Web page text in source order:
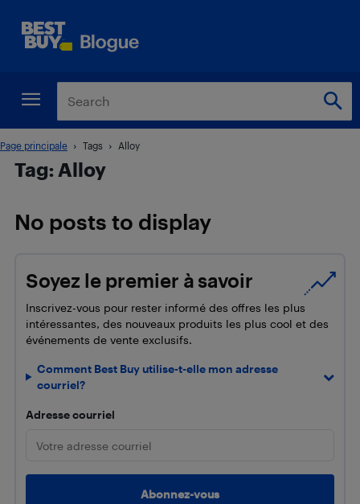
Page principale Tags Alloy
Tag: Alloy
No posts to display
Soyez le premier à savoir
Inscrivez-vous pour rester informé des offres les plus
intéressantes, des nouveaux produits les plus cool et des
événements de vente exclusifs.
Comment Best Buy utilise-t-elle mon adresse
courriel?
Adresse courriel